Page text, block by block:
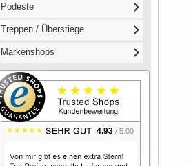
Podeste
Treppen / Überstiege
Markenshops
4.93 / 5.00